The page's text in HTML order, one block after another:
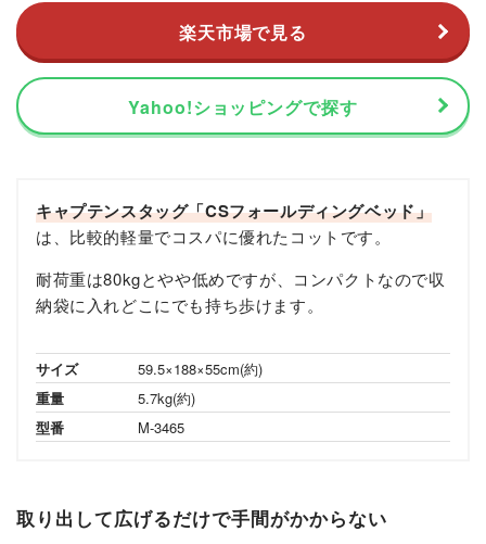
楽天市場で見る
Yahoo!ショッピングで探す
キャプテンスタッグ「CSフォールディングベッド」
は、比較的軽量でコスパに優れたコットです。
耐荷重は80kgとやや低めですが、コンパクトなので収
納袋に入れどこにでも持ち歩けます。
サイズ
59.5×188×55cm(約)
重量
5.7kg(約)
型番
M-3465
取り出して広げるだけで手間がかからない